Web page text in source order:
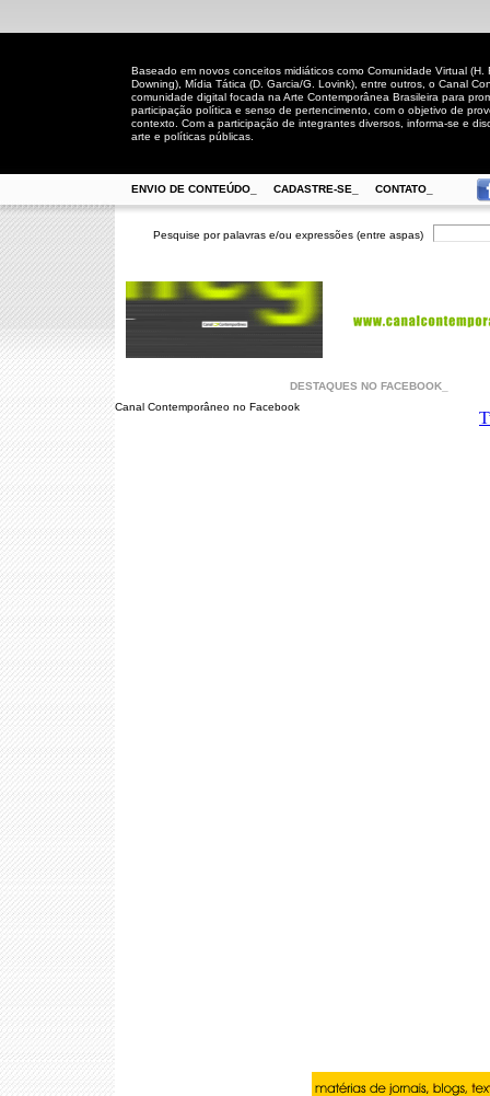
Baseado em novos conceitos midiáticos como Comunidade Virtual (H.
Downing), Mídia Tática (D. Garcia/G. Lovink), entre outros, o Canal
comunidade digital focada na Arte Contemporânea Brasileira para
participação política e senso de pertencimento, com o objetivo de
contexto. Com a participação de integrantes diversos, informa-se e
arte e políticas públicas.
ENVIO DE CONTEÚDO_ CADASTRE-SE_ CONTATO_
Pesquise por palavras e/ou expressões (entre aspas)
DESTAQUES NO FACEBOOK_
Canal Contemporâneo no Facebook